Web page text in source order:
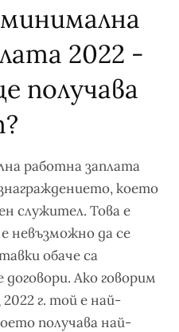
2022 -
получава
работна заплата
което
служител. Това е
невъзможно да се
обаче са
договори. Ако говорим
2022 г. той е най-
получава най-